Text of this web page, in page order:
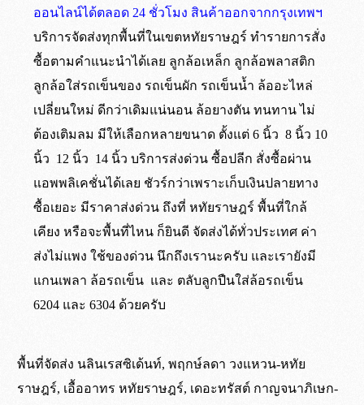
ออนไลน์ได้ตลอด 24 ชั่วโมง สินค้าออกจากกรุงเทพฯ
บริการจัดส่งทุกพื้นที่ในเขตหทัยราษฎร์ ทำรายการสั่ง
ซื้อตามคำแนะนำได้เลย ลูกล้อเหล็ก ลูกล้อพลาสติก
ลูกล้อใส่รถเข็นของ รถเข็นผัก รถเข็นน้ำ ล้ออะไหล่
เปลี่ยนใหม่ ดีกว่าเดิมแน่นอน ล้อยางตัน ทนทาน ไม่
ต้องเติมลม มีให้เลือกหลายขนาด ตั้งแต่ 6 นิ้ว 8 นิ้ว 10
นิ้ว 12 นิ้ว 14 นิ้ว บริการส่งด่วน ซื้อปลีก สั่งซื้อผ่าน
แอพพลิเคชั่นได้เลย ชัวร์กว่าเพราะเก็บเงินปลายทาง
ซื้อเยอะ มีราคาส่งด่วน ถึงที่ หทัยราษฎร์ พื้นที่ใกล้
เคียง หรือจะพื้นที่ไหน ก็ยินดี จัดส่งได้ทั่วประเทศ ค่า
ส่งไม่แพง ใช้ของด่วน นึกถึงเรานะครับ และเรายังมี
แกนเพลา ล้อรถเข็น และ ตลับลูกปืนใส่ล้อรถเข็น
6204 และ 6304 ด้วยครับ
เป็นล้อยางตันธรรมชาติ เนื้อเดียวกันทั้งชิ้น
ยาง
เขต กทม. ปริมณฑล และจังหวัดใกล้เคียง
จัดส่งด้วยรถทางร้าน
เขต กทม. และปริมณฑล จัดส่งถึงหน้างาน
ภายใน 5 ชั่วโมง*
ไม่ต้องรอแชทอีกต่อไป สั่งซื้อผ่านระบบ
ร้านค้าออนไลน์ ได้ตลอด 24 ชั่วโมง
พื้นที่จัดส่ง นลินเรสซิเด้นท์, พฤกษ์ลดา วงแหวน-หทัย
ราษฎร์, เอื้ออาทร หทัยราษฎร์, เดอะทรัสต์ กาญจนาภิเษก-